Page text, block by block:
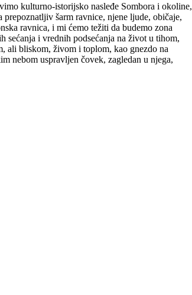
kulturno-istorijsko nasleđe Sombora i okoline,
šarm ravnice, njene ljude, običaje,
ravnica, i mi ćemo težiti da budemo zona
i vrednih podsećanja na život u tihom,
ali bliskom, živom i toplom, kao gnezdo na
nebom uspravljen čovek, zagledan u njega,